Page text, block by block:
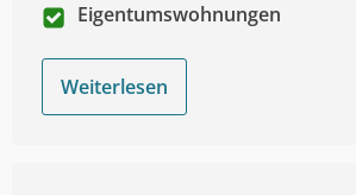
Eigentumswohnungen
Weiterlesen